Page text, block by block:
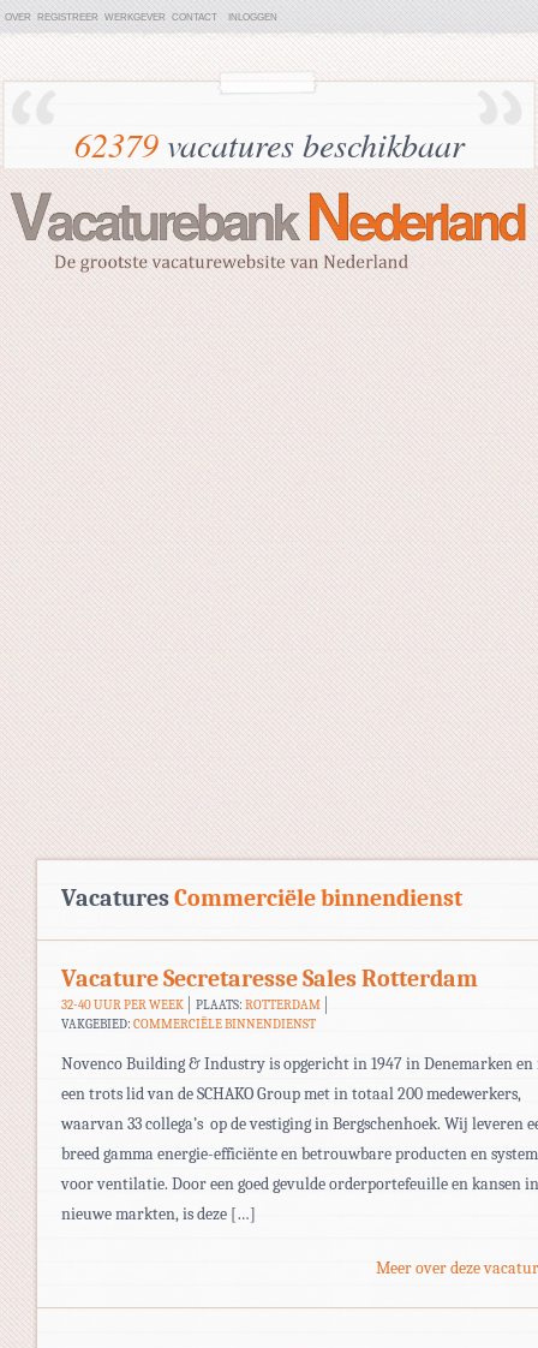
OVER REGISTREER WERKGEVER CONTACT INLOGGEN
62379vacatures beschikbaar
VacaturesCommerciële binnendienst
Vacature Secretaresse Sales Rotterdam
32-40 UUR PER WEEK PLAATS: ROTTERDAM
VAKGEBIED: COMMERCIËLE BINNENDIENST
Novenco Building & Industry is opgericht in 1947 in Denemarken en
een trots lid van de SCHAKO Group met in totaal 200 medewerkers,
waarvan 33 collega’s op de vestiging in Bergschenhoek. Wij leveren
breed gamma energie-efficiënte en betrouwbare producten en
voor ventilatie. Door een goed gevulde orderportefeuille en kansen in
nieuwe markten, is deze […]
Meer over deze